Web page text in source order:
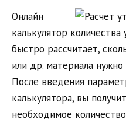
Онлайн
калькулятор
быстро рассчитает,
или др. материала
После введения
калькулятора, вы
необходимое